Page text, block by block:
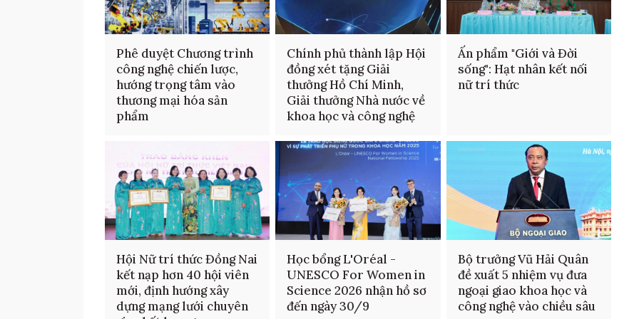
Phê duyệt Chương trình
công nghệ chiến lược,
hướng trọng tâm vào
thương mại hóa sản
phẩm
Chính phủ thành lập Hội
đồng xét tặng Giải
thưởng Hồ Chí Minh,
Giải thưởng Nhà nước về
khoa học và công nghệ
Ấn phẩm "Giới và Đời
sống": Hạt nhân kết nối
nữ trí thức
Hội Nữ trí thức Đồng Nai
kết nạp hơn 40 hội viên
mới, định hướng xây
dựng mạng lưới chuyên
Học bổng L'Oréal -
UNESCO For Women in
Science 2026 nhận hồ sơ
đến ngày 30/9
Bộ trưởng Vũ Hải Quân
đề xuất 5 nhiệm vụ đưa
ngoại giao khoa học và
công nghệ vào chiều sâu